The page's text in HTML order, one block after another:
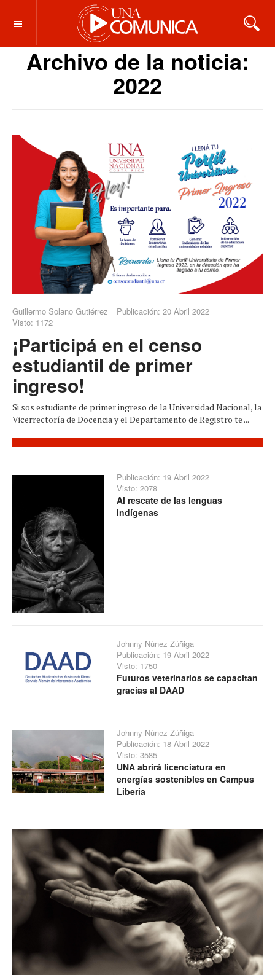
OFF CANVAS
Archivo de la noticia:
2022
Guillermo Solano Gutiérrez
Publicación: 20 Abril 2022
Visto: 1172
¡Participá en el censo
estudiantil de primer
ingreso!
Si sos estudiante de primer ingreso de la Universidad Nacional, la
Vicerrectoría de Docencia y el Departamento de Registro te ...
Publicación: 19 Abril 2022
Visto: 2078
Al rescate de las lenguas
indígenas
Johnny Núnez Zúñiga
Publicación: 19 Abril 2022
Visto: 1750
Futuros veterinarios se capacitan
gracias al DAAD
Johnny Núnez Zúñiga
Publicación: 18 Abril 2022
Visto: 3585
UNA abrirá licenciatura en
energías sostenibles en Campus
Liberia